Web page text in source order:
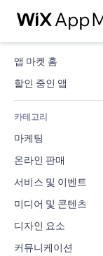
앱 마켓 홈
할인 중인 앱
카테고리
마케팅
광고
모바일
사이트 통계
온라인 판매
쇼핑몰 관련 앱
배송
판매 버튼
서비스 및 이벤트
호텔
이벤트
음식점
미디어 및 콘텐츠
갤러리
뮤직
디자인 요소
지도 및 내비게이션